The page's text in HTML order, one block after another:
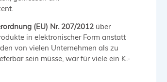
(EU) Nr. 207/2012 über
in elektronischer Form anstatt
von vielen Unternehmen als zu
sein müsse, war für viele ein K.-